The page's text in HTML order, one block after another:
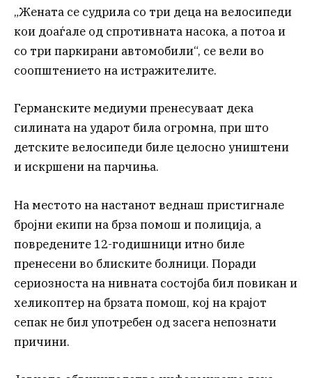
„Жената се судрила со три деца на велосипеди
кои доаѓале од спротивната насока, а потоа и
со три паркирани автомобили“, се вели во
соопштението на истражителите.
Германските медиуми пренесуваат дека
силината на ударот била огромна, при што
детските велосипеди биле целосно уништени
и искршени на парчиња.
На местото на настанот веднаш пристигнале
бројни екипи на брза помош и полиција, а
повредените 12-годишници итно биле
пренесени во блиските болници. Поради
сериозноста на нивната состојба бил повикан и
хеликоптер на брзата помош, кој на крајот
сепак не бил употребен од засега непознати
причини.